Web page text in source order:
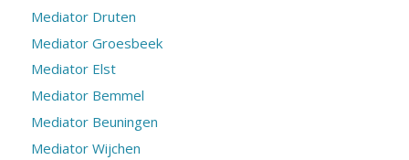
Mediator Druten
Mediator Groesbeek
Mediator Elst
Mediator Bemmel
Mediator Beuningen
Mediator Wijchen